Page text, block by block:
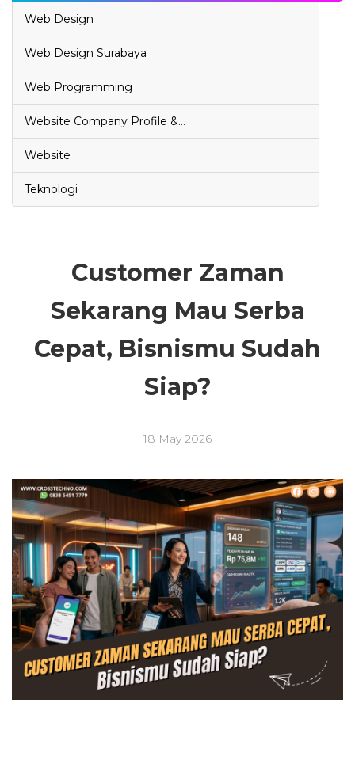
Web Design
Web Design Surabaya
Web Programming
Website Company Profile &…
Website
Teknologi
Customer Zaman
Sekarang Mau Serba
Cepat, Bisnismu Sudah
Siap?
18 May 2026